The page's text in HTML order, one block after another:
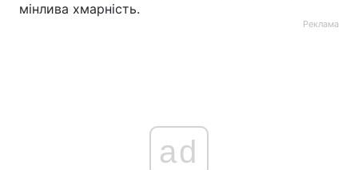
мінлива хмарність.
Реклама
ad